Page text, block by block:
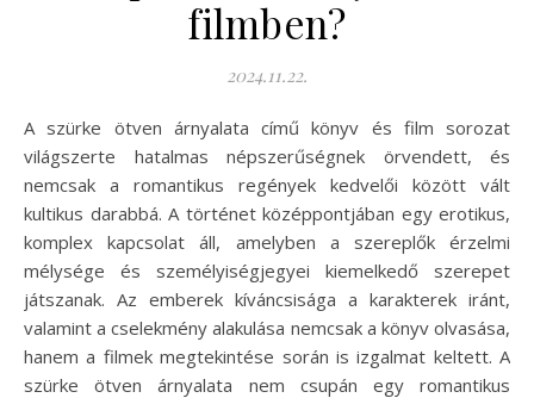
filmben?
2024.11.22.
A szürke ötven árnyalata című könyv és film sorozat
világszerte hatalmas népszerűségnek örvendett, és
nemcsak a romantikus regények kedvelői között vált
kultikus darabbá. A történet középpontjában egy erotikus,
komplex kapcsolat áll, amelyben a szereplők érzelmi
mélysége és személyiségjegyei kiemelkedő szerepet
játszanak. Az emberek kíváncsisága a karakterek iránt,
valamint a cselekmény alakulása nemcsak a könyv olvasása,
hanem a filmek megtekintése során is izgalmat keltett. A
szürke ötven árnyalata nem csupán egy romantikus